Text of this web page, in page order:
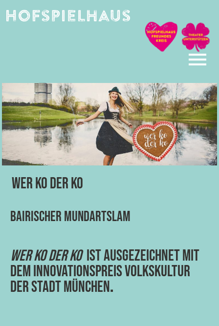
Wer ko der ko
Bairischer Mundartslam
Wer ko der koist ausgezeichnet mit
dem Innovationspreis Volkskultur
der Stadt München.